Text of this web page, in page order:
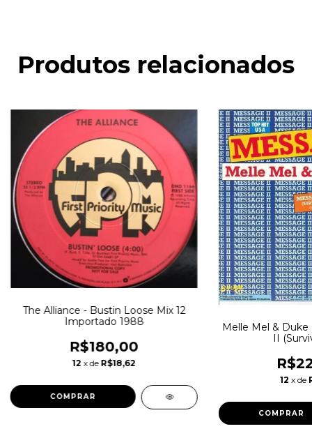
Produtos relacionados
The Alliance - Bustin Loose Mix 12
Importado 1988
R$180,00
12 x de R$18,62
Melle Mel &
II
12 x de